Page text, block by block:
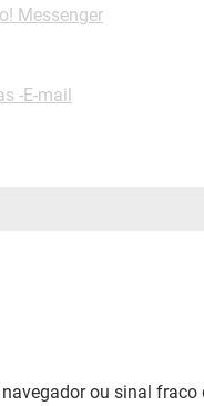
Messenger
-E-mail
ou sinal fraco